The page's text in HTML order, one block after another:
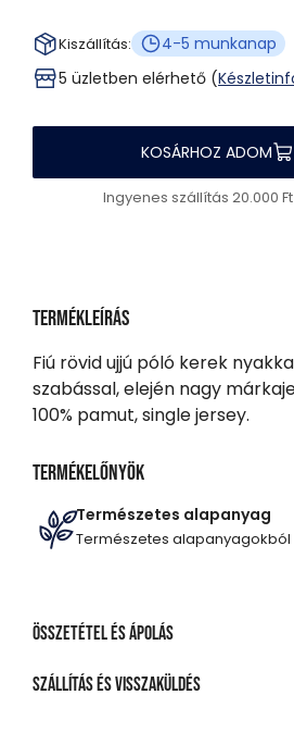
Kiszállítás:
4-5 munkanap
5 üzletben elérhető (
KOSÁRHOZ ADOM
Ingyenes szállítás 20.000
Termékleírás
Fiú rövid ujjú póló kerek
szabással, elején nagy
100% pamut, single jersey.
Termékelőnyök
Természetes alapanyag
Természetes alapanyagokból
Összetétel és ápolás
ANYAGÖSSZETÉTEL
Szállítás és visszaküldés